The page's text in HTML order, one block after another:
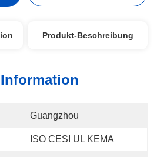
Produkt-Beschreibung
Guangzhou
ISO CESI UL KEMA